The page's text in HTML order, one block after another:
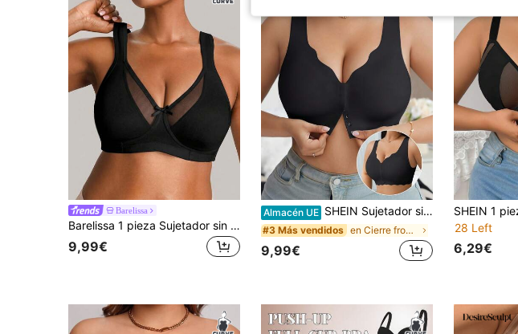
Barelissa
Barelissa 1 pieza Sujetador sin aros talla grande
9,99€
Almacén UE SHEIN Sujetador sin aros para mujer de talla grande, con correas anchas de hombro, borde ondulado sencillo y hebilla frontal, de estilo casual y cómodo
#3 Más vendidos en Cierre frontal Sujetadores y bralettes de talla
9,99€
28 Left
6,29€